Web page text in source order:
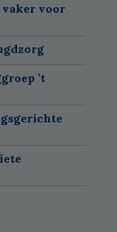
vaker voor
’t